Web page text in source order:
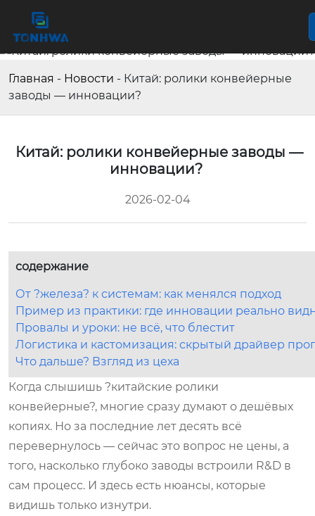
Главная - Новости - Китай: ролики конвейерные
заводы — инновации?
Китай: ролики конвейерные заводы —
инновации?
2026-02-04
содержание
От ?железа? к системам: как менялся подход
Пример из практики: где инновации реально
Провалы и уроки: не всё, что блестит
Логистика и кастомизация: скрытый драйвер
Что дальше? Взгляд из цеха
Когда слышишь ?китайские ролики
конвейерные?, многие сразу думают о дешёвых
копиях. Но за последние лет десять всё
перевернулось — сейчас это вопрос не цены, а
того, насколько глубоко заводы встроили R&D в
сам процесс. И здесь есть нюансы, которые
видишь только изнутри.